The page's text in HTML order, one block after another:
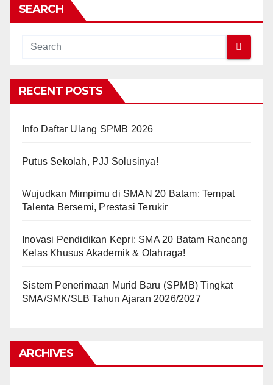
SEARCH
RECENT POSTS
Info Daftar Ulang SPMB 2026
Putus Sekolah, PJJ Solusinya!
Wujudkan Mimpimu di SMAN 20 Batam: Tempat
Talenta Bersemi, Prestasi Terukir
Inovasi Pendidikan Kepri: SMA 20 Batam Rancang
Kelas Khusus Akademik & Olahraga!
Sistem Penerimaan Murid Baru (SPMB) Tingkat
SMA/SMK/SLB Tahun Ajaran 2026/2027
ARCHIVES